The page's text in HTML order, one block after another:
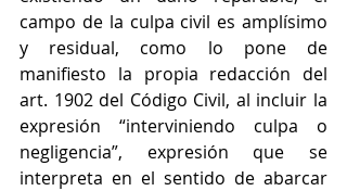
campo de la culpa civil es amplísimo
y residual, como lo pone de
manifiesto la propia redacción del
art. 1902 del Código Civil, al incluir la
expresión “interviniendo culpa o
negligencia”, expresión que se
interpreta en el sentido de abarcar